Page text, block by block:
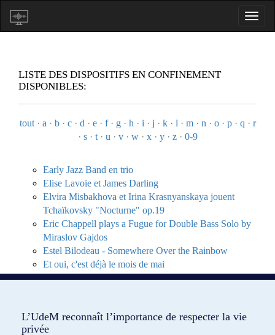
LISTE DES DISPOSITIFS EN CONFINEMENT
DISPONIBLES:
tout· a · b· c· d · e· f· g· h · i · j · k· l · m· n · o· p· q · r
· s· t· u · v· w· x· y· z· 0-9
Early Jazz Band en trio
Elise Lavoie et James Darling
Elvira Misbakhova et Irina Krasnyanskaya jouent
Tchaïkovsky "Nocturne" op.19
Eric Chappell plays a Fugue for Double Bass Solo by
Miraslov Gajdos
Estel Bilodeau - Somewhere Over the Rainbow
Et oui, c'est déjà le mois de mai
L’UdeM reconnaît l’importance de respecter la vie
privée